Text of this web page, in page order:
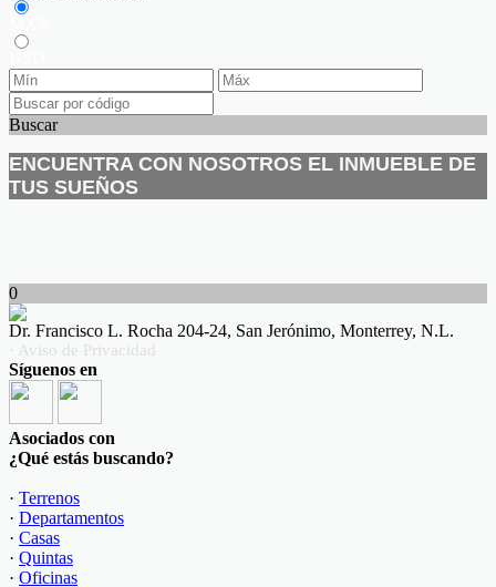
Buscar
ENCUENTRA CON NOSOTROS EL INMUEBLE DE
TUS SUEÑOS
0
Dr. Francisco L. Rocha 204-24, San Jerónimo, Monterrey, N.L.
· Aviso de Privacidad
Síguenos en
Asociados con
¿Qué estás buscando?
· Terrenos
· Departamentos
· Casas
· Quintas
· Oficinas